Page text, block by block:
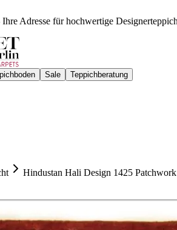
Adresse für hochwertige
Sale Teppichberatung
Hindustan Hali Design 1425 Patchwork